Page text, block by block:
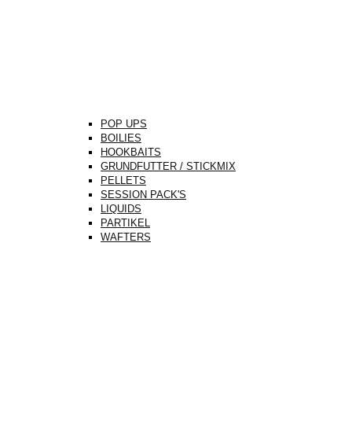
POP UPS
BOILIES
HOOKBAITS
GRUNDFUTTER / STICKMIX
PELLETS
SESSION PACK'S
LIQUIDS
PARTIKEL
WAFTERS